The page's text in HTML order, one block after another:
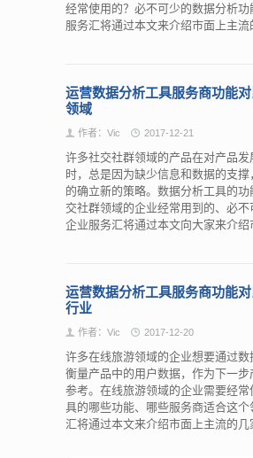
经常使用的？必不可少的数据分析功
服务汇将通过本文来介绍市面上主流
运营数据分析工具服务商功能
领域
作者：Vic 2017-12-21
许多社交社群领域的产品在对产品
时，总是因为缺少信息和数据的支撑
的确立新的策略。数据分析工具的
交社群领域的企业经常用到的、必不
企业服务汇将通过本文向大家来介绍
运营数据分析工具服务商功能
行业
作者：Vic 2017-12-20
许多在线旅游领域的企业想要通过数
衡量产品中的用户数据，作为下一步
参考。在线旅游领域的企业需要经常
具的哪些功能、哪些服务商适合这
汇将通过本文来介绍市面上主流的几